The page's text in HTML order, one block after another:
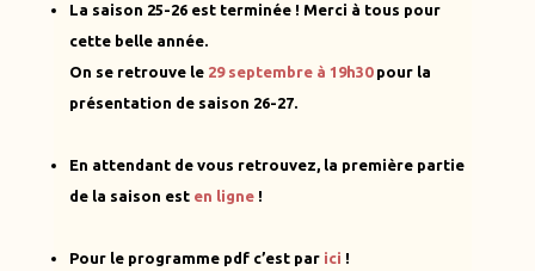
La saison 25-26 est terminée ! Merci à tous pour
cette belle année.
On se retrouve le 29 septembre à 19h30 pour la
présentation de saison 26-27.
En attendant de vous retrouvez, la première partie
de la saison est en ligne!
Pour le programme pdf c’est par ici !